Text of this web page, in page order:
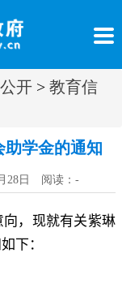
开 > 教育信
助学金的通知
28日 阅读： -
， 现就有关紫琳
下：